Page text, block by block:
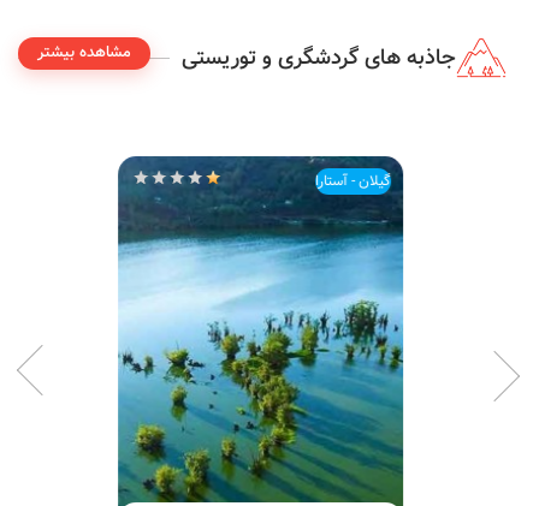
جاذبه های گردشگری و توریستی مشاهده بیشتر
گیلان - آستارا